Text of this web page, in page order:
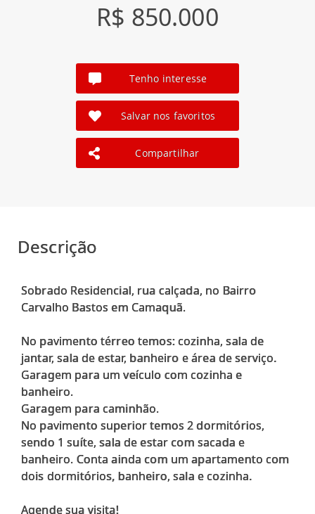
R$ 850.000
Tenho interesse
Salvar nos favoritos
Compartilhar
Descrição
Sobrado Residencial, rua calçada, no Bairro
Carvalho Bastos em Camaquã.
No pavimento térreo temos: cozinha, sala de
jantar, sala de estar, banheiro e área de serviço.
Garagem para um veículo com cozinha e
banheiro.
Garagem para caminhão.
No pavimento superior temos 2 dormitórios,
sendo 1 suíte, sala de estar com sacada e
banheiro. Conta ainda com um apartamento com
dois dormitórios, banheiro, sala e cozinha.
Agende sua visita!